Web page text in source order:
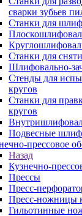
сварки зубьев
Станки для
Станки для
Шлифовально-
Стенды для
кругов
Станки для
кругов
Подвесные
прессовое
Назад
Кузнечно-
Прессы
Пресс-
Пресс-ножницы
Гильотинные